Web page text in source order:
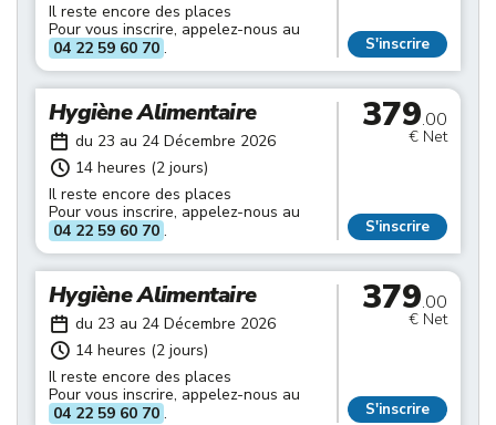
Il reste encore des places
Pour vous inscrire, appelez-nous au
04 22 59 60 70 . S'inscrire
Hygiène Alimentaire
du 23 au 24 Décembre 2026
14 heures (2 jours)
Il reste encore des places
Pour vous inscrire, appelez-nous au
04 22 59 60 70 .
379.00
€ Net
S'inscrire
Hygiène Alimentaire
du 23 au 24 Décembre 2026
14 heures (2 jours)
Il reste encore des places
Pour vous inscrire, appelez-nous au
04 22 59 60 70 .
379.00
€ Net
S'inscrire